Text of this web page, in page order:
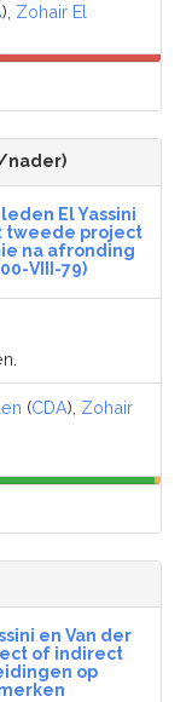
), Zohair El
nader)
El Yassini
tweede project
na afronding
VIII-79)
(CDA), Zohair
en Van der
of indirect
op